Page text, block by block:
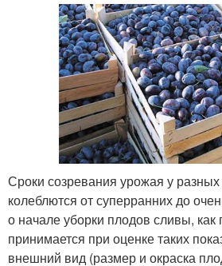
Сроки созревания урожая у
колеблются от суперранних до
о начале уборки плодов сливы, как
принимается при оценке таких
внешний вид (размер и окраска